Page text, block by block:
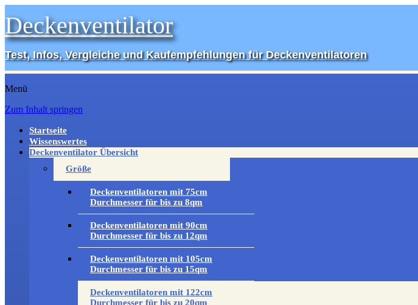
Deckenventilator
Test, Infos, Vergleiche und Kaufempfehlungen für Deckenventilatoren
Menü
Zum Inhalt springen
Startseite
Wissenswertes
Deckenventilator Übersicht
Größe
Deckenventilatoren mit 75cm
Durchmesser für bis zu 8qm
Deckenventilatoren mit 90cm
Durchmesser für bis zu 12qm
Deckenventilatoren mit 105cm
Durchmesser für bis zu 15qm
Deckenventilatoren mit 122cm
Durchmesser für bis zu 20qm